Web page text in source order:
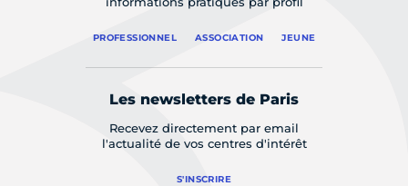
PROFESSIONNEL ASSOCIATION JEUNE
Les newsletters de Paris
Recevez directement par email
l'actualité de vos centres d'intérêt
S'INSCRIRE